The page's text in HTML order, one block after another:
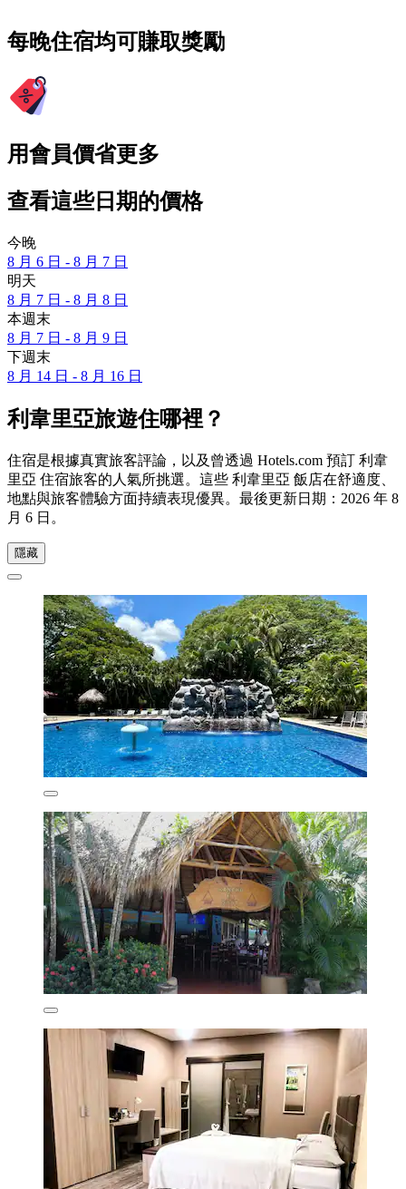
每晚住宿均可賺取獎勵
用會員價省更多
查看這些日期的價格
今晚
8 月 6 日 - 8 月 7 日
明天
8 月 7 日 - 8 月 8 日
本週末
8 月 7 日 - 8 月 9 日
下週末
8 月 14 日 - 8 月 16 日
利韋里亞旅遊住哪裡？
住宿是根據真實旅客評論，以及曾透過 Hotels.com 預訂 利韋
里亞 住宿旅客的人氣所挑選。這些 利韋里亞 飯店在舒適度、
地點與旅客體驗方面持續表現優異。最後更新日期： 2026 年 8
月 6 日 。
隱藏